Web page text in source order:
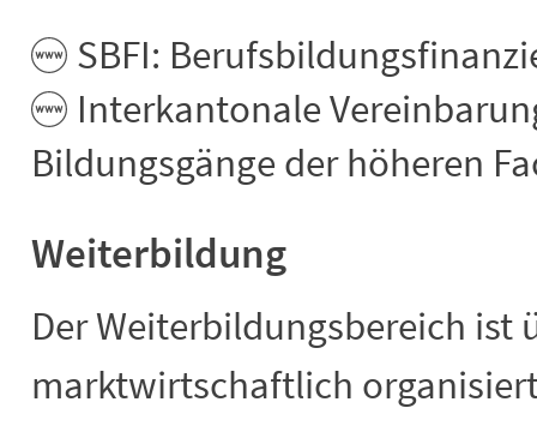
SBFI:
Interkantonale
Bildungsgänge der höheren
Weiterbildung
Der Weiterbildungsbereich ist
marktwirtschaftlich